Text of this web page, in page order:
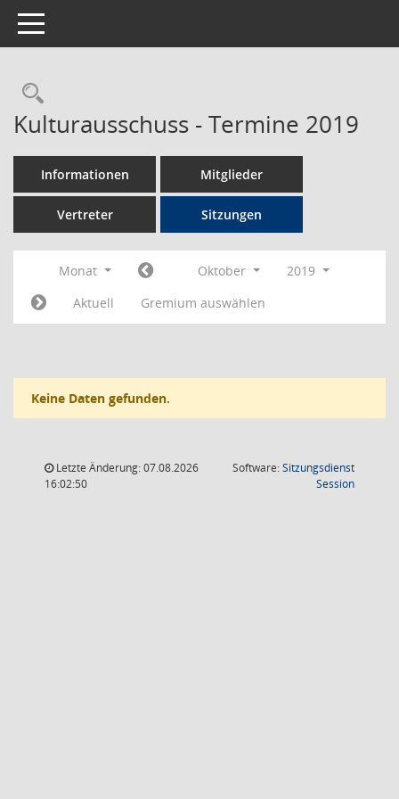
Toggle navigation
Rechercheauswahl
Kulturausschuss - Termine 2019
Informationen Mitglieder
Vertreter Sitzungen
Monat Oktober
2019
Aktuell
Gremium auswählen
Keine Daten gefunden.
Letzte Änderung: 07.08.2026
16:02:50
Software:Sitzungsdienst
Session(Wird in